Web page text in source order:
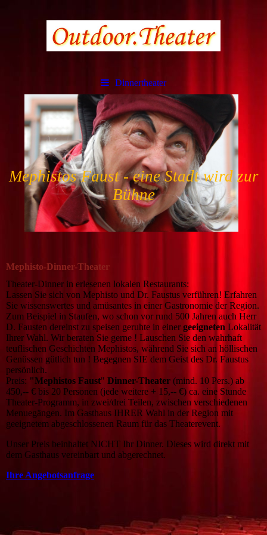
Dinnertheater
Mephistos Faust - eine Stadt wird zur
Bühne
Mephisto-Dinner-Theater
Theater-Dinner in erlesenen lokalen Restaurants:
Lassen Sie sich von Mephisto und Dr. Faustus verführen! Erfahren
Sie wissenswertes und amüsantes in einer Gastronomie der Region.
Zum Beispiel in Staufen, wo schon vor rund 500 Jahren auch Herr
D. Fausten dereinst zu speisen geruhte in einergeeigneten Lokalität
Ihrer Wahl. Wir beraten Sie gerne ! Lauschen Sie den wahrhaft
teuflischen Geschichten Mephistos, während Sie sich an höllischen
Genüssen gütlich tun ! Begegnen SIE dem Geist des Dr. Faustus
persönlich.
Preis: "Mephistos Faust" Dinner-Theater (mind. 10 Pers.) ab
450,-- € bis 20 Personen (jede weitere + 15,-- €) ca. eine Stunde
Theater-Programm, in zwei/drei Teilen, zwischen verschiedenen
Menuegängen. Im Gasthaus IHRER Wahl in der Region mit
geeignetem abgeschlossenen Raum für das Theaterevent.
Unser Preis beinhaltet NICHT Ihr Dinner. Dieses wird direkt mit
dem Gasthaus vereinbart und abgerechnet.
Ihre Angebotsanfrage